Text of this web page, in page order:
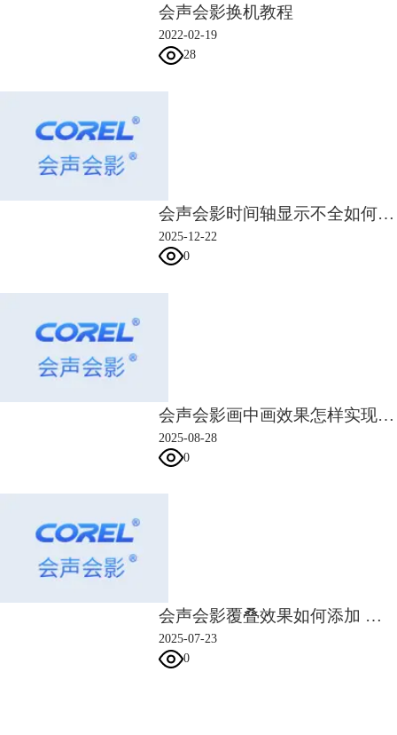
Y轴10，阴影颜色为黑色，透明度60、柔化效果10。
图5：设置文字阴影
下方的青色区域滑块，设置运动的进入区间。
会声会影换机教程
2022-02-19
28
会声会影时间轴显示不全如何解决 会声会影时间轴缩放与对齐规则
2025-12-22
0
会声会影画中画效果怎样实现 会声会影画中画大小与比例调整步骤
2025-08-28
0
会声会影覆叠效果如何添加 会声会影覆叠素材透明度与位置调整步骤
2025-07-23
0